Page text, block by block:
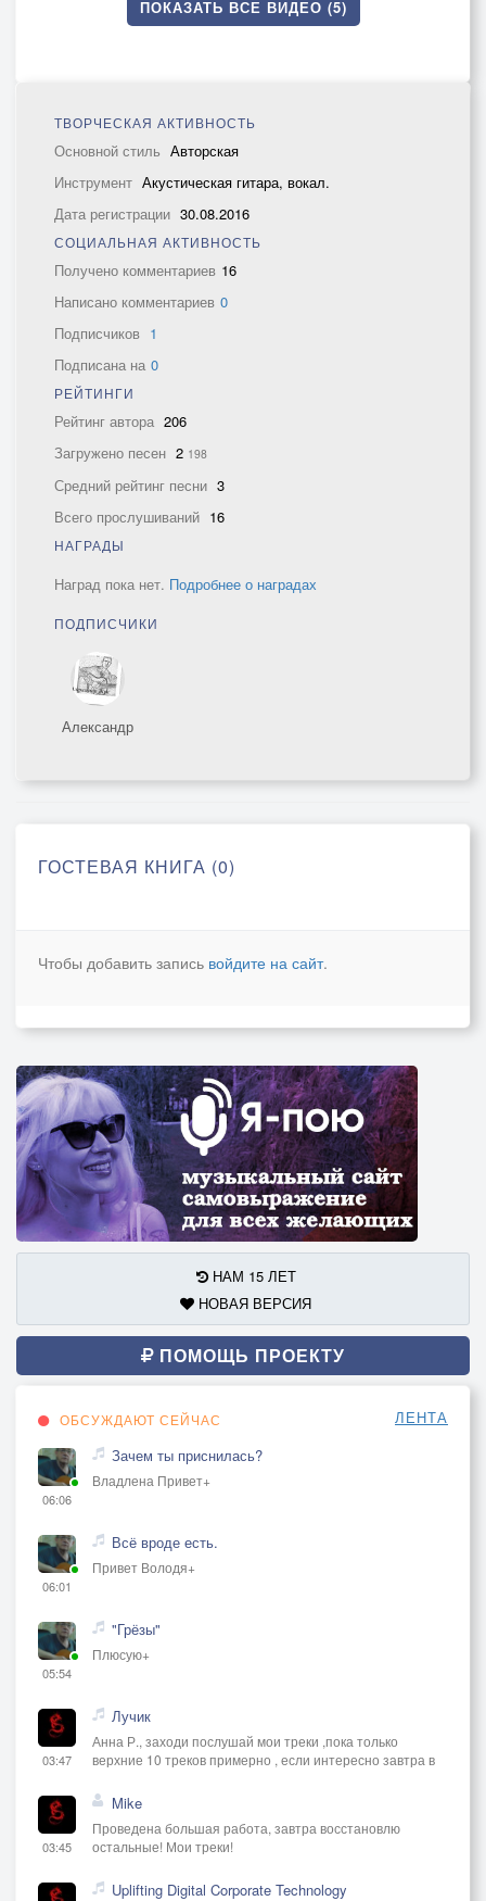
ПОКАЗАТЬ ВСЕ ВИДЕО (5)
ТВОРЧЕСКАЯ АКТИВНОСТЬ
Основной стиль Авторская
Инструмент Акустическая гитара, вокал.
Дата регистрации 30.08.2016
СОЦИАЛЬНАЯ АКТИВНОСТЬ
Получено комментариев 16
Написано комментариев 0
Подписчиков 1
Подписана на 0
РЕЙТИНГИ
Рейтинг автора 206
Загружено песен 2 198
Средний рейтинг песни 3
Всего прослушиваний 16
НАГРАДЫ
Наград пока нет. Подробнее о наградах
ПОДПИСЧИКИ
Александр
ГОСТЕВАЯ КНИГА (0)
Чтобы добавить запись войдите на сайт.
НАМ 15 ЛЕТ
НОВАЯ ВЕРСИЯ
ПОМОЩЬ ПРОЕКТУ
ОБСУЖДАЮТ СЕЙЧАС ЛЕНТА
06:06
Зачем ты приснилась?
Владлена Привет+
06:01
Всё вроде есть.
Привет Володя+
05:54
"Грёзы"
Плюсую+
03:47
Лучик
Анна Р., заходи послушай мои треки ,пока только
верхние 10 треков примерно , если интересно завтра в
03:45
Mike
Проведена большая работа, завтра восстановлю
остальные! Мои треки!
Uplifting Digital Corporate Technology